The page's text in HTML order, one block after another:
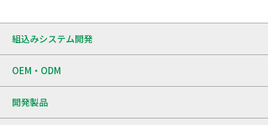
組込みシステム開発
OEM・ODM
開発製品